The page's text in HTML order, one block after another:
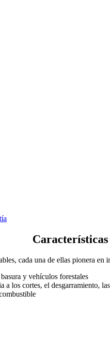
cada una de ellas pionera
y vehículos forestales
a los cortes, el desgarramiento,